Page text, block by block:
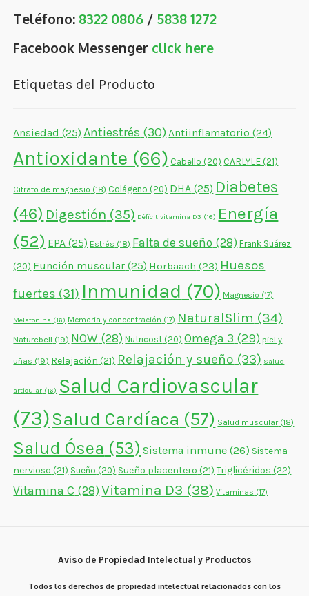
Teléfono: 8322 0806 / 5838 1272
Facebook Messenger click here
Etiquetas del Producto
Ansiedad (25) Antiestrés (30)Antiinflamatorio (24)
Antioxidante (66) Cabello (20) CARLYLE(21)
Citrato de magnesio (18) Colágeno (20) DHA (25) Diabetes
(46) Digestión (35) Déficit vitamina D3 (16) Energía
(52) EPA (25) Estrés (18) Falta de sueño (28) Frank Suárez
(20) Función muscular (25) Horbäach (23) Huesos
fuertes (31) Inmunidad (70) Magnesio (17)
Melatonina (16) Memoria y concentración (17) NaturalSlim (34)
Naturebell (19) NOW (28) Nutricost (20) Omega 3 (29) piel y
uñas (19) Relajación (21) Relajación y sueño (33) Salud
articular (16) Salud Cardiovascular
(73)Salud Cardíaca (57) Salud muscular(18)
Salud Ósea (53) Sistema inmune (26) Sistema
nervioso (21) Sueño (20) Sueño placentero (21) Triglicéridos (22)
Vitamina C (28) Vitamina D3 (38) Vitaminas (17)
Aviso de Propiedad Intelectual y Productos
Todos los derechos de propiedad intelectual relacionados con los